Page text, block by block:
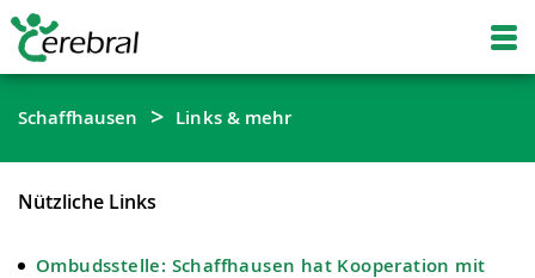
Schaffhausen Links & mehr
Nützliche Links
Ombudsstelle: Schaffhausen hat Kooperation mit